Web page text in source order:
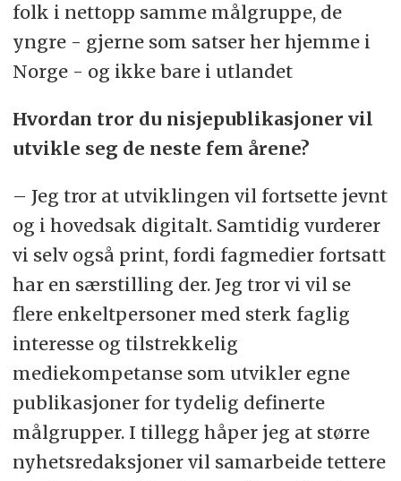
folk i nettopp samme målgruppe, de
yngre - gjerne som satser her hjemme i
Norge - og ikke bare i utlandet
Hvordan tror du nisjepublikasjoner vil
utvikle seg de neste fem årene?
– Jeg tror at utviklingen vil fortsette jevnt
og i hovedsak digitalt. Samtidig vurderer
vi selv også print, fordi fagmedier fortsatt
har en særstilling der. Jeg tror vi vil se
flere enkeltpersoner med sterk faglig
interesse og tilstrekkelig
mediekompetanse som utvikler egne
publikasjoner for tydelig definerte
målgrupper. I tillegg håper jeg at større
nyhetsredaksjoner vil samarbeide tettere